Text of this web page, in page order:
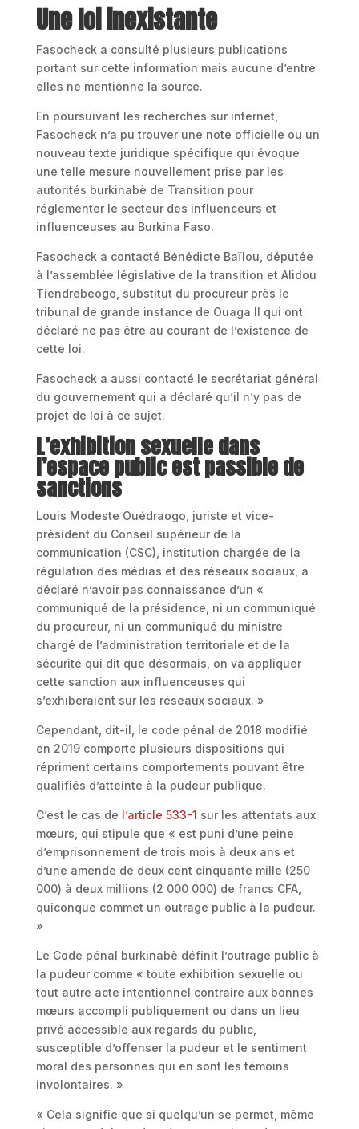
Une loi inexistante
Fasocheck a consulté plusieurs publications
portant sur cette information mais aucune d’entre
elles ne mentionne la source.
En poursuivant les recherches sur internet,
Fasocheck n’a pu trouver une note officielle ou un
nouveau texte juridique spécifique qui évoque
une telle mesure nouvellement prise par les
autorités burkinabè de Transition pour
réglementer le secteur des influenceurs et
influenceuses au Burkina Faso.
Fasocheck a contacté Bénédicte Baïlou, députée
à l’assemblée législative de la transition et Alidou
Tiendrebeogo, substitut du procureur près le
tribunal de grande instance de Ouaga II qui ont
déclaré ne pas être au courant de l’existence de
cette loi.
Fasocheck a aussi contacté le secrétariat général
du gouvernement qui a déclaré qu’il n’y pas de
projet de loi à ce sujet.
L’exhibition sexuelle dans
l’espace public est passible de
sanctions
Louis Modeste Ouédraogo, juriste et vice-
président du Conseil supérieur de la
communication (CSC), institution chargée de la
régulation des médias et des réseaux sociaux, a
déclaré n’avoir pas connaissance d’un «
communiqué de la présidence, ni un communiqué
du procureur, ni un communiqué du ministre
chargé de l’administration territoriale et de la
sécurité qui dit que désormais, on va appliquer
cette sanction aux influenceuses qui
s’exhiberaient sur les réseaux sociaux. »
Cependant, dit-il, le code pénal de 2018 modifié
en 2019 comporte plusieurs dispositions qui
répriment certains comportements pouvant être
qualifiés d’atteinte à la pudeur publique.
C’est le cas de l’article 533-1 sur les attentats aux
mœurs, qui stipule que « est puni d’une peine
d’emprisonnement de trois mois à deux ans et
d’une amende de deux cent cinquante mille (250
000) à deux millions (2 000 000) de francs CFA,
quiconque commet un outrage public à la pudeur.
»
Le Code pénal burkinabè définit l’outrage public à
la pudeur comme « toute exhibition sexuelle ou
tout autre acte intentionnel contraire aux bonnes
mœurs accompli publiquement ou dans un lieu
privé accessible aux regards du public,
susceptible d’offenser la pudeur et le sentiment
moral des personnes qui en sont les témoins
involontaires. »
« Cela signifie que si quelqu’un se permet, même